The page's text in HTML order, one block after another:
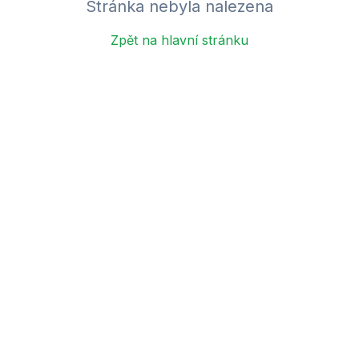
Stránka nebyla nalezena
Zpět na hlavní stránku